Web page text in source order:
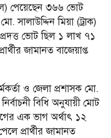
পেয়েছেন ৩৬৬ ভোট
সালাউদ্দিন মিয়া (ট্রাক)
ভোট ছিল ১ লাখ ৭১
জামানত বাজেয়াপ্ত
ও জেলা প্রশাসক মো.
বিধি অনুযায়ী মোট
এক ভাগ অর্থাৎ ১২
প্রার্থীর জামানত